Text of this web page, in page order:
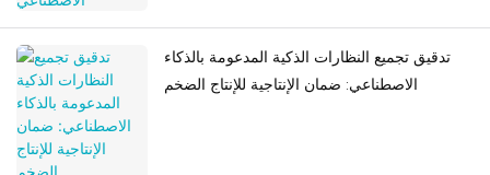
تدقيق تجميع النظارات الذكية المدعومة بالذكاء
الاصطناعي: ضمان الإنتاجية للإنتاج الضخم